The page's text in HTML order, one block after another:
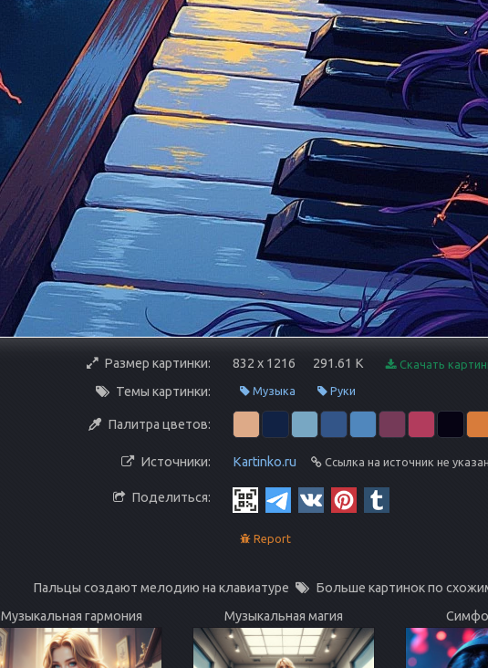
Размер картинки: 832 x 1216 291.61 K Скачать
Темы картинки: Музыка Руки
Палитра цветов:
Источники: Kartinko.ru Ссылка на источник не
Поделиться:
Report
Пальцы создают мелодию на клавиатуре
Больше картинок по
Музыкальная гармония Музыкальная магия